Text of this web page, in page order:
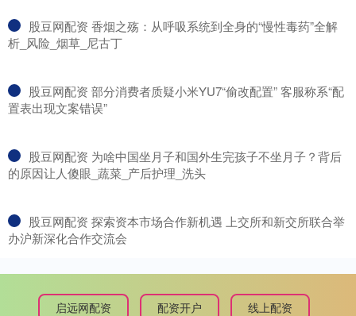
​股豆网配资 香烟之殇：从呼吸系统到全身的“慢性毒药”全解
析_风险_烟草_尼古丁
​股豆网配资 部分消费者质疑小米YU7“偷改配置” 客服称系“配
置表出现文案错误”
​股豆网配资 为啥中国坐月子和国外生完孩子不坐月子？背后
的原因让人傻眼_蔬菜_产后护理_洗头
​股豆网配资 探索资本市场合作新机遇 上交所和新交所联合举
办沪新深化合作交流会
启远网配资 配资开户 线上配资